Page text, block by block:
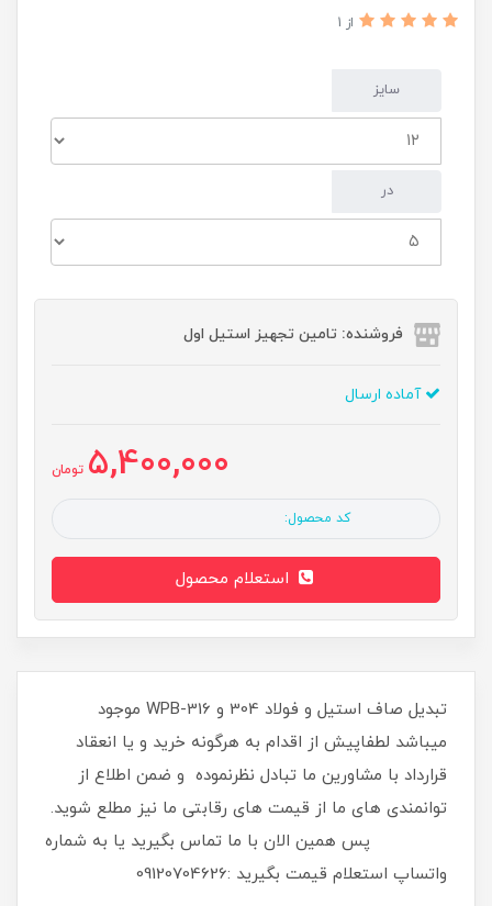
از 1
سایز
در
فروشنده: تامین تجهیز استیل اول
آماده ارسال
5,400,000 تومان
کد محصول:
استعلام محصول
تبدیل صاف استیل و فولاد 304 و 316-WPB موجود
میباشد لطفاپیش از اقدام به هرگونه خرید و یا انعقاد
قرارداد با مشاورین ما تبادل نظرنموده و ضمن اطلاع از
توانمندی های ما از قیمت های رقابتی ما نیز مطلع شوید.
پس همین الان با ما تماس بگیرید یا به شماره
واتساپ استعلام قیمت بگیرید :09120704626